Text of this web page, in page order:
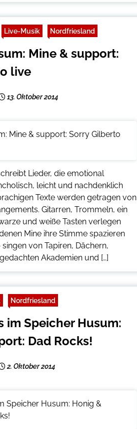
Live-Musik Nordfriesland
Mine & support:
live
13. Oktober 2014
Lieder, die emotional
leicht und nachdenklich
Texte werden getragen von
Gitarren, Trommeln, ein
und weiße Tasten verlegen
Mine ihre Stimme spazieren
von Tapiren, Dächern,
Akademien und […]
Nordfriesland
im Speicher Husum:
Dad Rocks!
2. Oktober 2014